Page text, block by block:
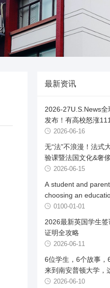
最新资讯
2026-27U.S.News全
发布！有高校怒涨
2026-06-16
无“法”不浪漫！法式
验课暨法国文化&奢
发 2026-06-15
A student and
choosing an
0100-01-01
2026最新英国学生
证明全攻略
2026-06-11
6位学生，6个故事
来到南安普顿大学，
2026-06-10